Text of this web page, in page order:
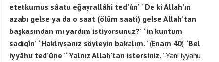
etetkumus sâatu eğayrallâhi ted’ûn” “De ki Allah’ın
azabı gelse ya da o saat (ölüm saati) gelse Allah’tan
başkasından mı yardım istiyorsunuz?” “in kuntum
sadigîn” “Haklıysanız söyleyin bakalım.” (Enam 40) “Bel
iyyâhu ted’ûne” “Yalnız Allah’tan istersiniz.” Yani iyyahu,